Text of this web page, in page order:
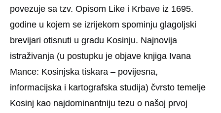
povezuje sa tzv. Opisom Like i Krbave iz 1695.
godine u kojem se izrijekom spominju glagoljski
brevijari otisnuti u gradu Kosinju. Najnovija
istraživanja (u postupku je objave knjiga Ivana
Mance: Kosinjska tiskara – povijesna,
informacijska i kartografska studija) čvrsto temelje
Kosinj kao najdominantniju tezu o našoj prvoj